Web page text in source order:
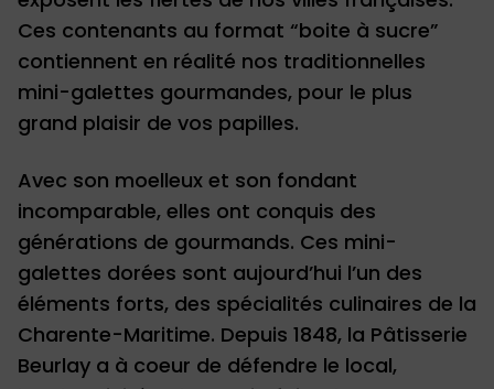
Ces contenants au format “boite à sucre”
contiennent en réalité nos traditionnelles
mini-galettes gourmandes, pour le plus
grand plaisir de vos papilles.
Avec son moelleux et son fondant
incomparable, elles ont conquis des
générations de gourmands. Ces mini-
galettes dorées sont aujourd’hui l’un des
éléments forts, des spécialités culinaires de la
Charente-Maritime. Depuis 1848, la Pâtisserie
Beurlay a à coeur de défendre le local,